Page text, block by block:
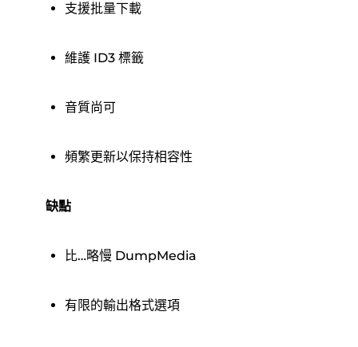
支援批量下載
維護 ID3 標籤
音質尚可
頻繁更新以保持相容性
缺點
比…略慢 DumpMedia
有限的輸出格式選項